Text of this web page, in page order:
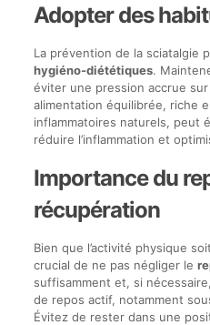
Adopter des
La prévention de la sciatalgie
hygiéno-diététiques.
éviter une pression accrue
alimentation équilibrée, riche
inflammatoires naturels, peut
réduire l’inflammation et
Importance du
récupération
Bien que l’activité physique
crucial de ne pas négliger le
suffisamment et, si
de repos actif, notamment
Évitez de rester dans une